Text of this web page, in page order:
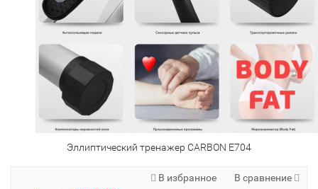
Эллиптический тренажер CARBON E704
В избранное
В сравнение